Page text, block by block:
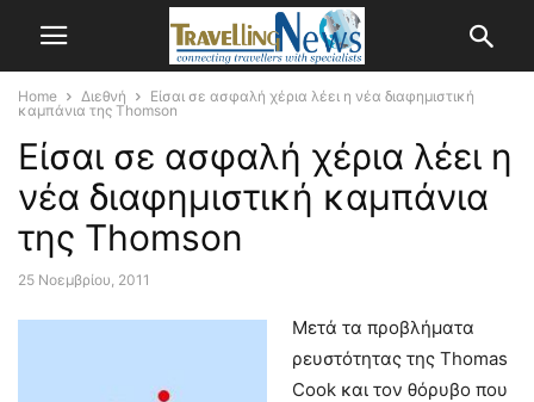
Home Διεθνή
Είσαι σε ασφαλή χέρια λέει η νέα διαφημιστική
καμπάνια της Thomson
Είσαι σε ασφαλή χέρια λέει η
νέα διαφημιστική καμπάνια
της Thomson
25 Νοεμβρίου, 2011
Μετά τα προβλήματα
ρευστότητας της Thomas
Cook και τον θόρυβο που